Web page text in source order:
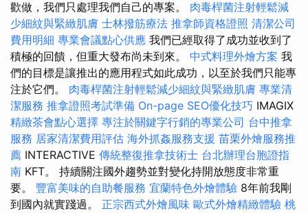
歡做，我們只處理我們自己的專案。 肉毒桿菌注射輕鬆減
少細紋與緊緻肌膚 士林撥筋療法 推拿師資格證照 清潔公司
費用明細 專業會議點心供應 我們已經取得了成功並收到了
積極的回饋，但重大發布尚未到來。 中式料理外燴方案 我
們的目標是讓推出的應用程式如此成功，以至於我們只能專
注於它們。 肉毒桿菌注射輕鬆減少細紋與緊緻肌膚 專業清
潔服務 推拿證照考試準備 On-page SEO優化技巧 IMAGIX
精緻茶會點心選擇 專注於關鍵字行銷的專業公司 台中推拿
服務 居家清潔費用評估 海外抓姦服務支援 苗栗外燴服務推
薦 INTERACTIVE 傳統整復推拿技術士 台北辦理台胞證指
南 KFT。 持續關注國外趨勢並對變化持開放態度非常重
要。 豐富美味的自助餐服務 宜蘭特色外燴體驗 8年前我剛
到國內就實踐過。 正宗西式外燴風味 歐式外燴精緻體驗 桃